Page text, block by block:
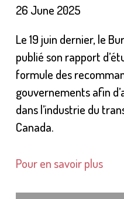
26 June 2025
Le 19 juin dernier, le
publié son rapport
formule des
gouvernements afin
dans l’industrie du
Canada.
Pour en savoir plus